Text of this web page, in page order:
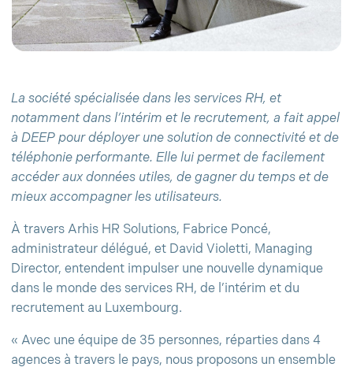
La société spécialisée dans les services RH, et
notamment dans l’intérim et le recrutement, a fait appel
à DEEP pour déployer une solution de connectivité et de
téléphonie performante. Elle lui permet de facilement
accéder aux données utiles, de gagner du temps et de
mieux accompagner les utilisateurs.
À travers Arhis HR Solutions, Fabrice Poncé,
administrateur délégué, et David Violetti, Managing
Director, entendent impulser une nouvelle dynamique
dans le monde des services RH, de l’intérim et du
recrutement au Luxembourg.
« Avec une équipe de 35 personnes, réparties dans 4
agences à travers le pays, nous proposons un ensemble